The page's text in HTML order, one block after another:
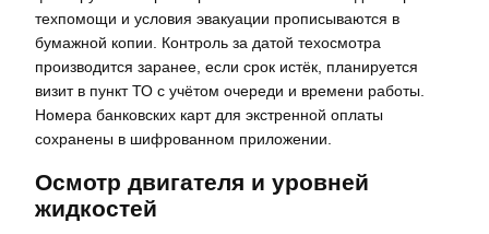
техпомощи и условия эвакуации прописываются в
бумажной копии. Контроль за датой техосмотра
производится заранее, если срок истёк, планируется
визит в пункт ТО с учётом очереди и времени работы.
Номера банковских карт для экстренной оплаты
сохранены в шифрованном приложении.
Осмотр двигателя и уровней
жидкостей